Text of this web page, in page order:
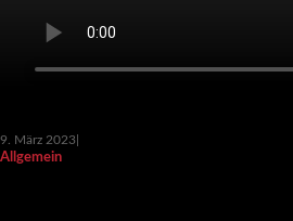
9. März 2023
Allgemein